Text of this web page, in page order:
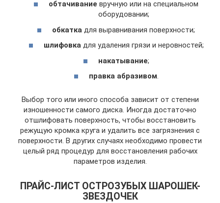
обтачивание вручную или на специальном
оборудовании;
обкатка для выравнивания поверхности;
шлифовкадля удаления грязи и неровностей;
накатывание;
правка абразивом.
Выбор того или иного способа зависит от степени
изношенности самого диска. Иногда достаточно
отшлифовать поверхность, чтобы восстановить
режущую кромка круга и удалить все загрязнения с
поверхности. В других случаях необходимо провести
целый ряд процедур для восстановления рабочих
параметров изделия.
ПРАЙС-ЛИСТ ОСТРОЗУБЫХ ШАРОШЕК-
ЗВЕЗДОЧЕК